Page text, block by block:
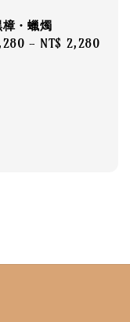
・蠟燭
- NT$ 2,280